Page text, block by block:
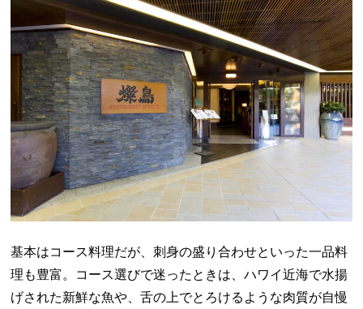
基本はコース料理だが、刺身の盛り合わせといった一品料
理も豊富。コース選びで迷ったときは、ハワイ近海で水揚
げされた新鮮な魚や、舌の上でとろけるような肉質が自慢